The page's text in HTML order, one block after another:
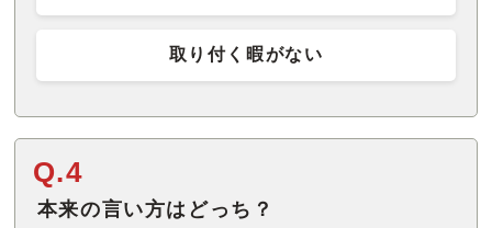
取り付く暇がない
Q.4
本来の言い方はどっち？